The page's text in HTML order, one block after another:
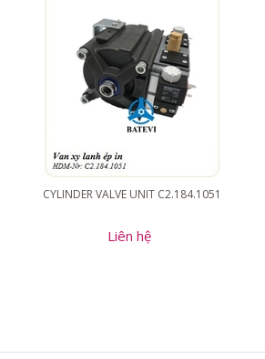
CYLINDER VALVE UNIT C2.184.1051
Liên hệ